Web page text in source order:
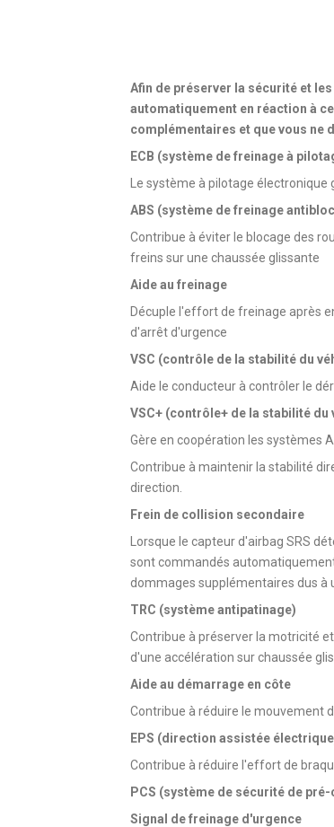
Afin de préserver la sécurité et
automatiquement en réaction à
complémentaires et que vous ne
ECB (système de freinage à
Le système à pilotage
ABS (système de freinage
Contribue à éviter le blocage des
freins sur une chaussée glissante
Aide au freinage
Décuple l'effort de freinage après
d'arrêt d'urgence
VSC (contrôle de la stabilité du
Aide le conducteur à contrôler le
VSC+ (contrôle+ de la stabilité du
Gère en coopération les systèmes
Contribue à maintenir la stabilité
direction.
Frein de collision secondaire
Lorsque le capteur d'airbag SRS
sont commandés
dommages supplémentaires dus à
TRC (système antipatinage)
Contribue à préserver la motricité
d'une accélération sur chaussée
Aide au démarrage en côte
Contribue à réduire le mouvement
EPS (direction assistée
Contribue à réduire l'effort de
PCS (système de sécurité de
Signal de freinage d'urgence